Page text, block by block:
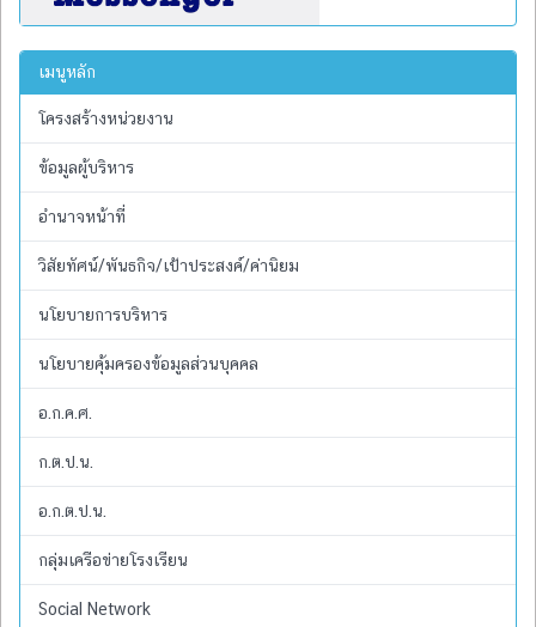
เมนูหลัก
โครงสร้างหน่วยงาน
ข้อมูลผู้บริหาร
อำนาจหน้าที่
วิสัยทัศน์/พันธกิจ/เป้าประสงค์/ค่านิยม
นโยบายการบริหาร
นโยบายคุ้มครองข้อมูลส่วนบุคคล
อ.ก.ค.ศ.
ก.ต.ป.น.
อ.ก.ต.ป.น.
กลุ่มเครือข่ายโรงเรียน
Social Network